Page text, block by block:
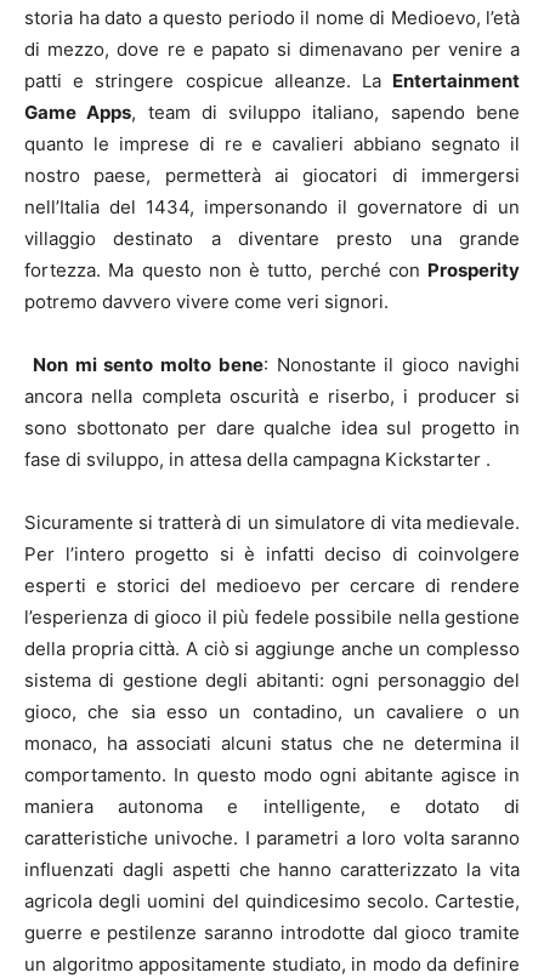
storia ha dato a questo periodo il nome di Medioevo, l’età
di mezzo, dove re e papato si dimenavano per venire a
patti e stringere cospicue alleanze. La Entertainment
Game Apps, team di sviluppo italiano, sapendo bene
quanto le imprese di re e cavalieri abbiano segnato il
nostro paese, permetterà ai giocatori di immergersi
nell’Italia del 1434, impersonando il governatore di un
villaggio destinato a diventare presto una grande
fortezza. Ma questo non è tutto, perché con Prosperity
potremo davvero vivere come veri signori.
Non mi sento molto bene: Nonostante il gioco navighi
ancora nella completa oscurità e riserbo, i producer si
sono sbottonato per dare qualche idea sul progetto in
fase di sviluppo, in attesa della campagna Kickstarter .
Sicuramente si tratterà di un simulatore di vita medievale.
Per l’intero progetto si è infatti deciso di coinvolgere
esperti e storici del medioevo per cercare di rendere
l’esperienza di gioco il più fedele possibile nella gestione
della propria città. A ciò si aggiunge anche un complesso
sistema di gestione degli abitanti: ogni personaggio del
gioco, che sia esso un contadino, un cavaliere o un
monaco, ha associati alcuni status che ne determina il
comportamento. In questo modo ogni abitante agisce in
maniera autonoma e intelligente, e dotato di
caratteristiche univoche. I parametri a loro volta saranno
influenzati dagli aspetti che hanno caratterizzato la vita
agricola degli uomini del quindicesimo secolo. Cartestie,
guerre e pestilenze saranno introdotte dal gioco tramite
un algoritmo appositamente studiato, in modo da definire